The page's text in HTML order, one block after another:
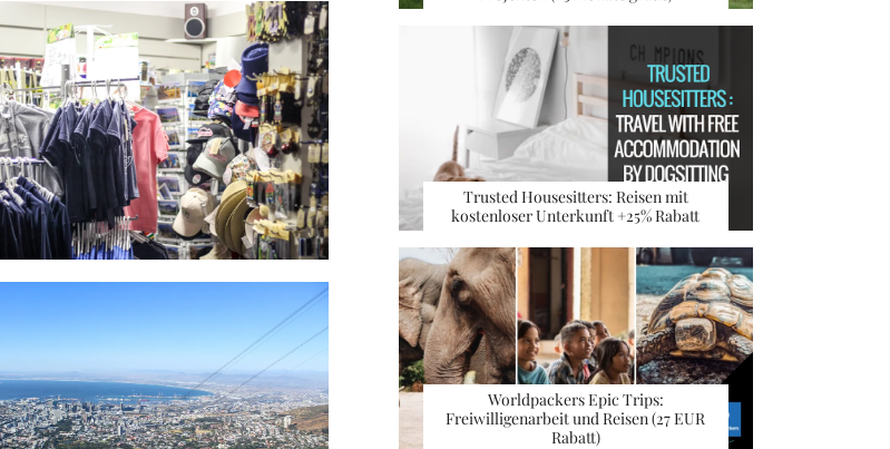
Trusted Housesitters: Reisen mit
kostenloser Unterkunft +25% Rabatt
Worldpackers Epic Trips:
Freiwilligenarbeit und Reisen (27 EUR
Rabatt)